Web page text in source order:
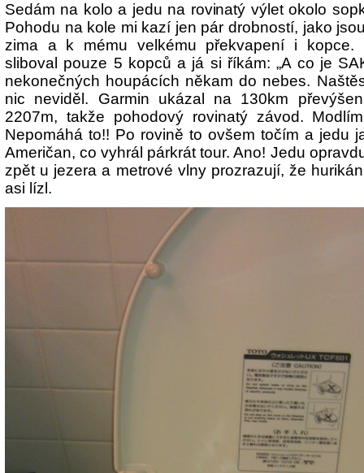
Sedám na kolo a jedu na rovinatý výlet okolo
Pohodu na kole mi kazí jen pár drobností, jako
zima a k mému velkému překvapení i kopce.
sliboval pouze 5 kopců a já si říkám: „A co je
nekonečných houpácích někam do nebes.
nic neviděl. Garmin ukázal na 130km
2207m, takže pohodový rovinatý závod.
Nepomáhá to!! Po rovině to ovšem točím a jedu
Američan, co vyhrál párkrát tour. Ano! Jedu
zpět u jezera a metrové vlny prozrazují, že
asi lízl.